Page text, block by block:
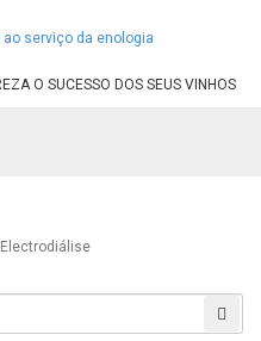
Electrodiálise